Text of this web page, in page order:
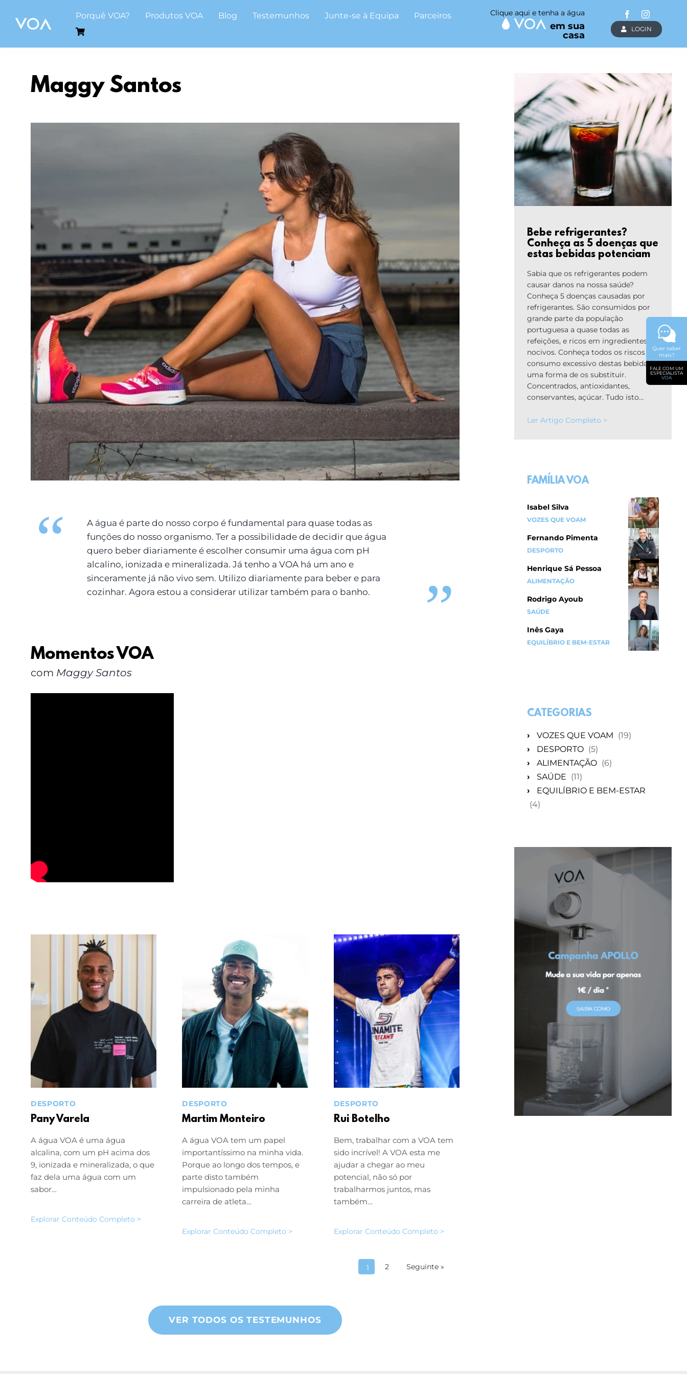
Porquê VOA? Produtos VOA Blog Testemunhos Junte-se à Equipa Parceiros Clique aqui e tenha a água
em sua
casa
LOGIN
Maggy Santos
A água é parte do nosso corpo é fundamental para quase todas as
funções do nosso organismo. Ter a possibilidade de decidir que água
quero beber diariamente é escolher consumir uma água com pH
alcalino, ionizada e mineralizada. Já tenho a VOA há um ano e
sinceramente já não vivo sem. Utilizo diariamente para beber e para
cozinhar. Agora estou a considerar utilizar também para o banho.
Momentos VOA
com Maggy Santos
DESPORTO
Pany Varela
A água VOA é uma água
alcalina, com um pH acima dos
9, ionizada e mineralizada, o que
faz dela uma água com um
sabor…
Explorar Conteúdo Completo >
DESPORTO
Martim Monteiro
A água VOA tem um papel
importantíssimo na minha vida.
Porque ao longo dos tempos, e
parte disto também
impulsionado pela minha
carreira de atleta…
Explorar Conteúdo Completo >
DESPORTO
Rui Botelho
Bem, trabalhar com a VOA tem
sido incrível! A VOA esta me
ajudar a chegar ao meu
potencial, não só por
trabalharmos juntos, mas
também…
Explorar Conteúdo Completo >
1 2 Seguinte »
VER TODOS OS TESTEMUNHOS
Bebe refrigerantes?
Conheça as 5 doenças que
estas bebidas potenciam
Sabia que os refrigerantes podem
causar danos na nossa saúde?
Conheça 5 doenças causadas por
refrigerantes. São consumidos por
grande parte da população
portuguesa a quase todas as
refeições, e ricos em ingredientes
nocivos. Conheça todos os riscos do
consumo excessivo destas bebidas e
uma forma de os substituir.
Concentrados, antioxidantes,
conservantes, açúcar. Tudo isto…
Ler Artigo Completo >
FAMÍLIA VOA
Isabel Silva
VOZES QUE VOAM
Fernando Pimenta
DESPORTO
Henrique Sá Pessoa
ALIMENTAÇÃO
Rodrigo Ayoub
SAÚDE
Inês Gaya
EQUILÍBRIO E BEM-ESTAR
CATEGORIAS
› VOZES QUE VOAM (19)
›
DESPORTO (5)
›
ALIMENTAÇÃO (6)
›
SAÚDE (11)
›
EQUILÍBRIO E BEM-ESTAR
(4)
Quer saber
mais?
FALE COM UM
ESPECIALISTA
VOA